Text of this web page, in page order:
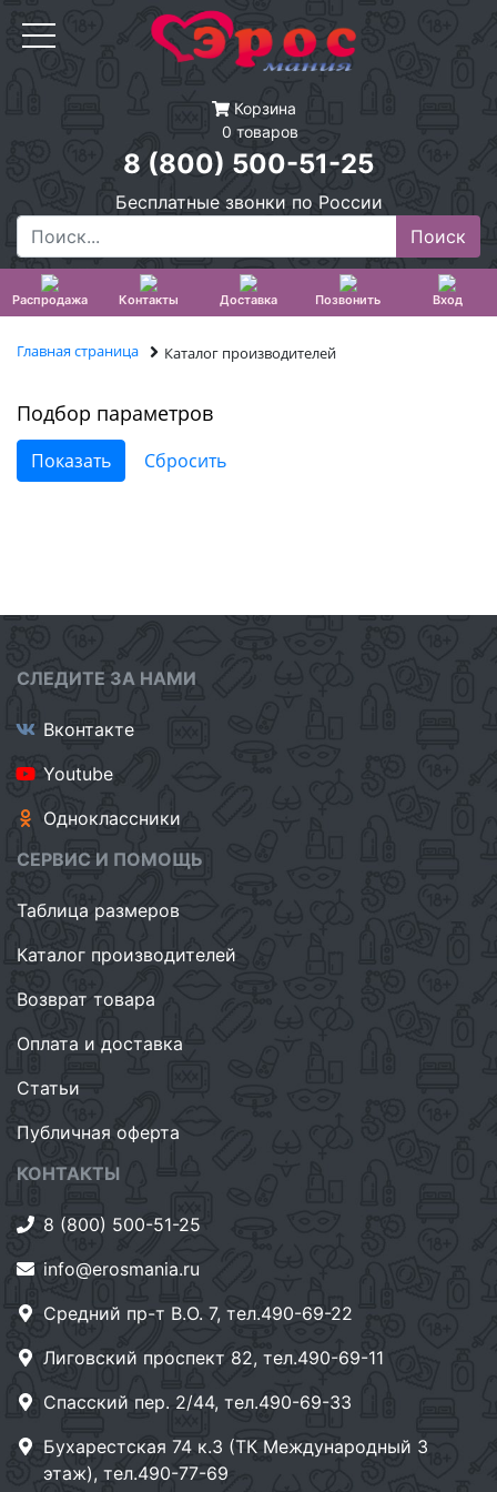
Корзина
0 товаров
8 (800) 500-51-25
Бесплатные звонки по России
Распродажа Контакты Доставка Позвонить Вход
Главная страница Каталог производителей
Подбор параметров
СЛЕДИТЕ ЗА НАМИ
Вконтакте
Youtube
Одноклассники
СЕРВИС И ПОМОЩЬ
Таблица размеров
Каталог производителей
Возврат товара
Оплата и доставка
Статьи
Публичная оферта
КОНТАКТЫ
8 (800) 500-51-25
info@erosmania.ru
Средний пр-т В.О. 7, тел.490-69-22
Лиговский проспект 82, тел.490-69-11
Спасский пер. 2/44, тел.490-69-33
Бухарестская 74 к.3 (ТК Международный 3
этаж), тел.490-77-69